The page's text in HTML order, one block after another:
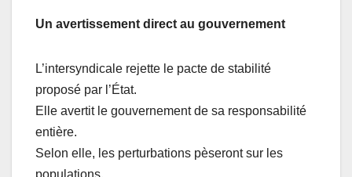
Un avertissement direct au gouvernement
L’intersyndicale rejette le pacte de stabilité
proposé par l’État.
Elle avertit le gouvernement de sa responsabilité
entière.
Selon elle, les perturbations pèseront sur les
populations.